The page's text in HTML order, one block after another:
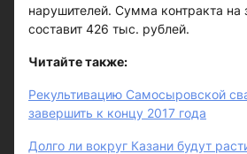
нарушителей. Сумма контракта на
составит 426 тыс. рублей.
Читайте также:
Рекультивацию Самосыровской
завершить к концу 2017 года
Долго ли вокруг Казани будут